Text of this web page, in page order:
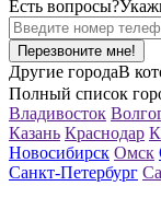
Есть вопросы?
Перезвоните мне!
Другие городаВ
Полный список
Владивосток
Казань Краснодар
Новосибирск Омск
Санкт-Петербург